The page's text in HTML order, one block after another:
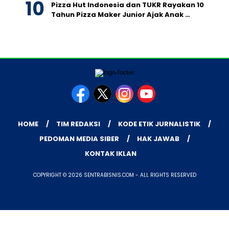
Pizza Hut Indonesia dan TUKR Rayakan 10
Tahun Pizza Maker Junior Ajak Anak …
HOME TIM REDAKSI
KODE ETIK JURNALISTIK
PEDOMAN MEDIA SIBER
HAK JAWAB
KONTAK IKLAN
COPYRIGHT © 2026 SENTRABISNIS.COM - ALL RIGHTS RESERVED